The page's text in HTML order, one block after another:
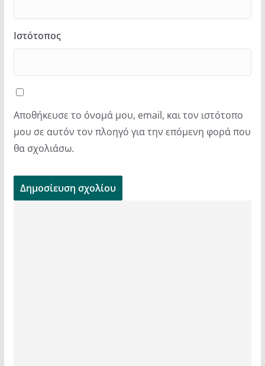
Ιστότοπος
Αποθήκευσε το όνομά μου, email, και τον ιστότοπο
μου σε αυτόν τον πλοηγό για την επόμενη φορά που
θα σχολιάσω.